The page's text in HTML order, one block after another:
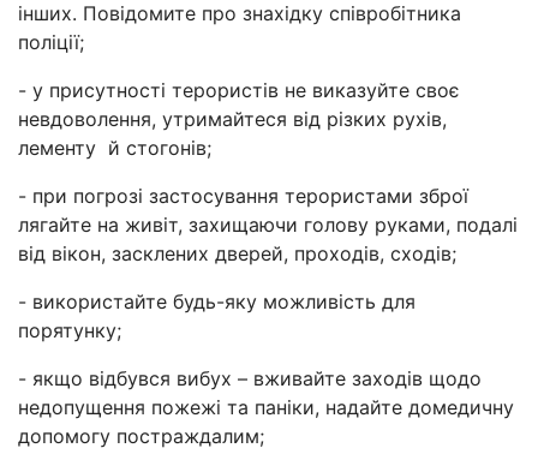
інших. Повідомите про знахідку співробітника
поліції;
- у присутності терористів не виказуйте своє
невдоволення, утримайтеся від різких рухів,
лементу й стогонів;
- при погрозі застосування терористами зброї
лягайте на живіт, захищаючи голову руками, подалі
від вікон, засклених дверей, проходів, сходів;
- використайте будь-яку можливість для
порятунку;
- якщо відбувся вибух – вживайте заходів щодо
недопущення пожежі та паніки, надайте домедичну
допомогу постраждалим;